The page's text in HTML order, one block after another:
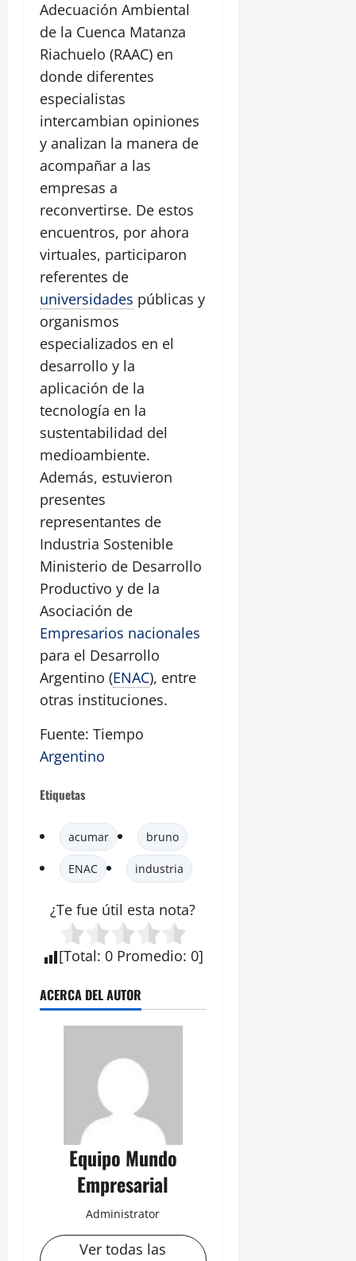
Adecuación Ambiental
de la Cuenca Matanza
Riachuelo (RAAC) en
donde diferentes
especialistas
intercambian opiniones
y analizan la manera de
acompañar a las
empresas a
reconvertirse. De estos
encuentros, por ahora
virtuales, participaron
referentes de
universidades públicas y
organismos
especializados en el
desarrollo y la
aplicación de la
tecnología en la
sustentabilidad del
medioambiente.
Además, estuvieron
presentes
representantes de
Industria Sostenible
Ministerio de Desarrollo
Productivo y de la
Asociación de
Empresarios nacionales
para el Desarrollo
Argentino (ENAC), entre
otras instituciones.
Fuente: Tiempo
Argentino
Etiquetas
acumar bruno
ENAC industria
¿Te fue útil esta nota?
[Total: 0 Promedio: 0]
ACERCA DEL AUTOR
Equipo Mundo
Empresarial
Administrator
Ver todas las